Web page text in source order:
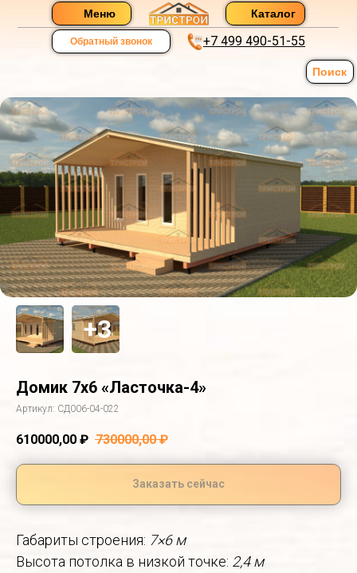
Каталог
Меню
+7 499 490-51-55
Обратный звонок
Поиск
Домик 7х6 «Ласточка-4»
Артикул: СД006-04-022
610000,00 ₽ 730000,00 ₽
Заказать сейчас
Габариты строения: 7×6 м
Высота потолка в низкой точке: 2,4 м